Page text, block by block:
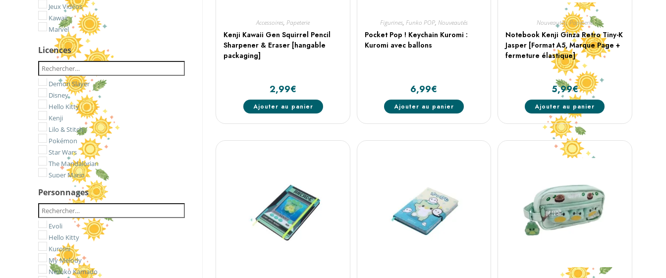
Accessoires,Papeterie
Kenji Kawaii Gen Squirrel Pencil
Sharpener & Eraser [hangable
packaging]
2,99€
Ajouter au panier
Figurines, Funko POP, Nouveautés
Pocket Pop ! Keychain Kuromi :
Kuromi avec ballons
6,99€
Ajouter au panier
Nouveautés,Papeterie
Notebook Kenji Ginza Retro Tiny-K
Jasper [Format A5, Marque Page +
fermeture élastique]
5,99€
Ajouter au panier
Jeux Vidéos
Kawaii
Marvel
Licences
Demon Slayer
Disney
Hello Kitty
Kenji
Lilo & Stitch
Pokémon
Star Wars
The Mandalorian
Super Mario
Personnages
Evoli
Hello Kitty
Kuromi
My Melody
Nezuko Kamado